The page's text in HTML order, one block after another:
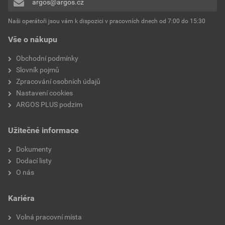
Trubkové kabelové oko pro
Cu-vodiče
Izolované koncové objímky
kabelů
Neizolovaná kabelová
připojení
přípojky
Neizolované koncovky
kabelů
vývodky
S nástrojem
Přidávat hodnocení může pouze přihlášený uživatel.
Vše o nákupu
Obchodní podmínky
Slovník pojmů
Zpracování osobních údajů
Nastavení cookies
ARGOS PLUS podzim
Užitečné informace
Dokumenty
Dodací listy
O nás
Kariéra
Volná pracovní místa
argos@argos.cz
Naši operátoři jsou vám k dispozici v pracovních dnech od 7:00 do 15:30